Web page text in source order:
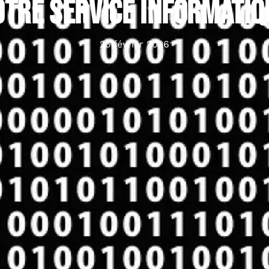
service
25 février 2026